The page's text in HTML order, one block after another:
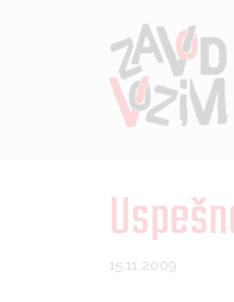
15.11.2009